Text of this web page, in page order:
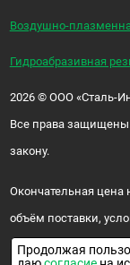
Воздушно-
Гидроабразивная
2026 ©ООО «Сталь-
Все права
закону.
Окончательная цена
объём поставки,
цене и наличии
Продолжая